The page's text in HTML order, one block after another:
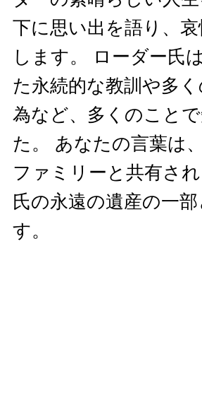
下に思い出を語り、
します。 ローダー氏
た永続的な教訓や多
為など、多くのこと
た。 あなたの言葉は
ファミリーと共有さ
氏の永遠の遺産の一
す。